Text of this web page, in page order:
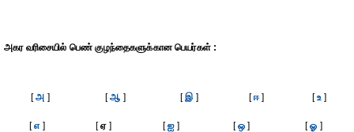
அகர வரிசையில் பெண் குழந்தைகளுக்கான பெயர்கள் :
[அ ] [ஆ ] [இ] [ஈ ] [உ ]
[எ] [ஏ] [ஐ] [ஒ ] [ஓ ]